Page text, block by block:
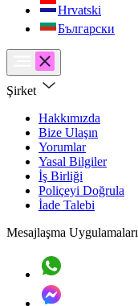
Hrvatski
Български
Şirket
Hakkımızda
Bize Ulaşın
Yorumlar
Yasal Bilgiler
İş Birliği
Poliçeyi Doğrula
İade Talebi
Mesajlaşma Uygulamaları